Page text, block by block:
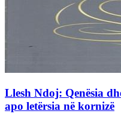
Llesh Ndoj: Qenësia
apo letërsia në kornizë